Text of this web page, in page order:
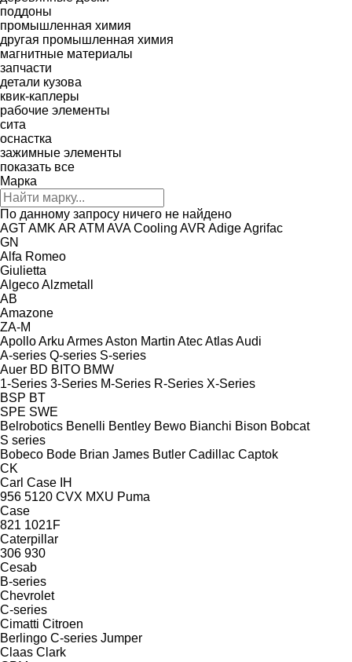
поддоны
промышленная химия
другая промышленная химия
магнитные материалы
запчасти
детали кузова
квик-каплеры
рабочие элементы
сита
оснастка
зажимные элементы
показать все
Марка
По данному запросу ничего не найдено
AGTAMK AR ATM AVA Cooling AVR AdigeAgrifac
GN
Alfa Romeo
Giulietta
AlgecoAlzmetall
AB
Amazone
ZA-M
ApolloArku ArmesAston Martin AtecAtlasAudi
A-series Q-series S-series
Auer BD BITO BMW
1-Series 3-Series M-Series R-Series X-Series
BSP BT
SPE SWE
Belrobotics Benelli Bentley Bewo Bianchi Bison Bobcat
S series
Bobeco Bode Brian James Butler Cadillac Captok
CK
Carl Case IH
956 5120 CVX MXU Puma
Case
821 1021F
Caterpillar
306 930
Cesab
B-series
Chevrolet
C-series
Cimatti Citroen
Berlingo C-series Jumper
Claas Clark